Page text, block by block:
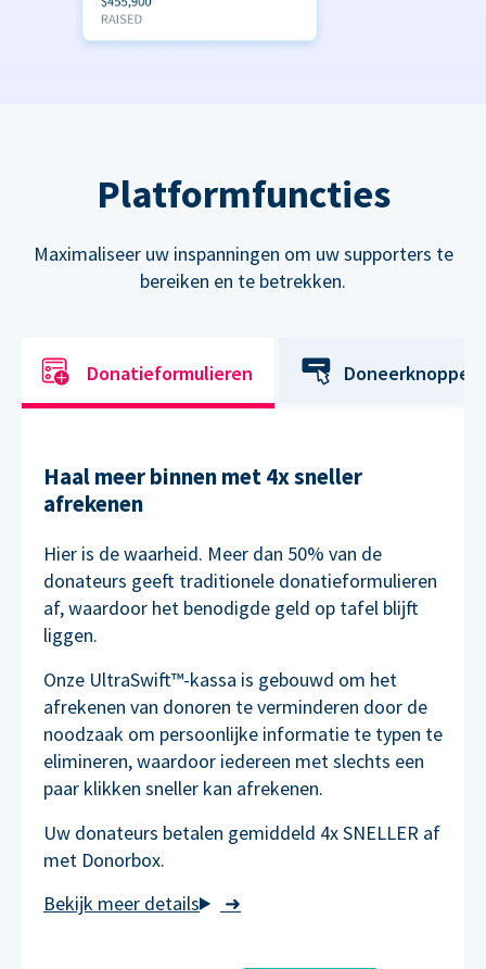
Platformfuncties
Maximaliseer uw inspanningen om uw supporters te
bereiken en te betrekken.
Donatieformulieren Doneerknoppen
Haal meer binnen met 4x sneller
afrekenen
➜
Hier is de waarheid. Meer dan 50% van de
donateurs geeft traditionele donatieformulieren
af, waardoor het benodigde geld op tafel blijft
liggen.
Onze UltraSwift™-kassa is gebouwd om het
afrekenen van donoren te verminderen door de
noodzaak om persoonlijke informatie te typen te
elimineren, waardoor iedereen met slechts een
paar klikken sneller kan afrekenen.
Uw donateurs betalen gemiddeld 4x SNELLER af
met Donorbox.